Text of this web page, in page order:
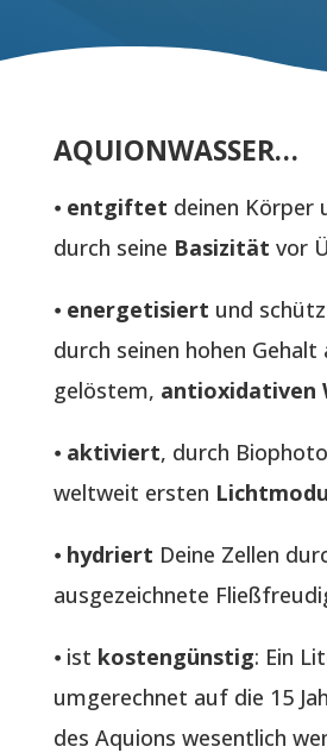
AQUIONWASSER…
⦁ entgiftet deinen Körper
durch seine Basizität vor
⦁ energetisiert und
durch seinen hohen Gehalt
gelöstem, antioxidativen
⦁ aktiviert, durch
weltweit ersten
⦁ hydriert Deine Zellen
ausgezeichnete
⦁ ist kostengünstig: Ein
umgerechnet auf die 15
des Aquions wesentlich